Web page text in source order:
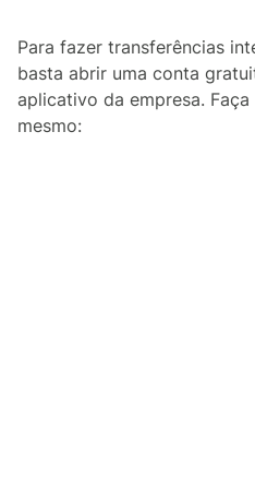
Para fazer transferências
basta abrir uma conta
aplicativo da empresa.
mesmo: